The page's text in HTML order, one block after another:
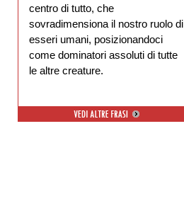
centro di tutto, che
sovradimensiona il nostro ruolo di
esseri umani, posizionandoci
come dominatori assoluti di tutte
le altre creature.